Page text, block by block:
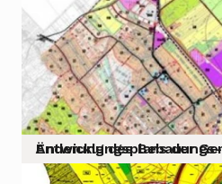
Änderung des Bebauungs- und